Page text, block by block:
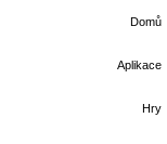
Domů
Aplikace
Hry